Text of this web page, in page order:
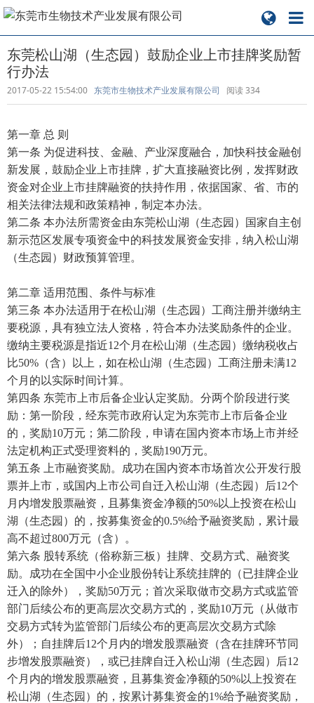
东莞松山湖（生态园）鼓励企业上市挂牌奖励暂
行办法
2017-05-22 15:54:00 东莞市生物技术产业发展有限公司 阅读334
第一章 总 则
第一条 为促进科技、金融、产业深度融合，加快科技金融创
新发展，鼓励企业上市挂牌，扩大直接融资比例，发挥财政
资金对企业上市挂牌融资的扶持作用，依据国家、省、市的
相关法律法规和政策精神，制定本办法。
第二条 本办法所需资金由东莞松山湖（生态园）国家自主创
新示范区发展专项资金中的科技发展资金安排，纳入松山湖
（生态园）财政预算管理。
第二章 适用范围、条件与标准
第三条 本办法适用于在松山湖（生态园）工商注册并缴纳主
要税源，具有独立法人资格，符合本办法奖励条件的企业。
缴纳主要税源是指近12个月在松山湖（生态园）缴纳税收占
比50%（含）以上，如在松山湖（生态园）工商注册未满12
个月的以实际时间计算。
第四条 东莞市上市后备企业认定奖励。分两个阶段进行奖
励：第一阶段，经东莞市政府认定为东莞市上市后备企业
的，奖励10万元；第二阶段，申请在国内资本市场上市并经
法定机构正式受理资料的，奖励190万元。
第五条 上市融资奖励。成功在国内资本市场首次公开发行股
票并上市，或国内上市公司自迁入松山湖（生态园）后12个
月内增发股票融资，且募集资金净额的50%以上投资在松山
湖（生态园）的，按募集资金的0.5%给予融资奖励，累计最
高不超过800万元（含）。
第六条 股转系统（俗称新三板）挂牌、交易方式、融资奖
励。成功在全国中小企业股份转让系统挂牌的（已挂牌企业
迁入的除外），奖励50万元；首次采取做市交易方式或监管
部门后续公布的更高层次交易方式的，奖励10万元（从做市
交易方式转为监管部门后续公布的更高层次交易方式除
外）；自挂牌后12个月内的增发股票融资（含在挂牌环节同
步增发股票融资），或已挂牌自迁入松山湖（生态园）后12
个月内的增发股票融资，且募集资金净额的50%以上投资在
松山湖（生态园）的，按累计募集资金的1%给予融资奖励，